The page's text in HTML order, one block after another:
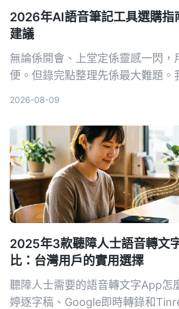
2026年AI語音筆記工具選購指
建議
無論係開會、上堂定係靈感一閃，
便。但錄完點整理先係最大難題。
知識。
2026-08-09
2025年3款聽障人士語音轉文
比：台灣用戶的實用選擇
聽障人士需要的語音轉文字App怎
婷逐字稿、Google即時轉錄和